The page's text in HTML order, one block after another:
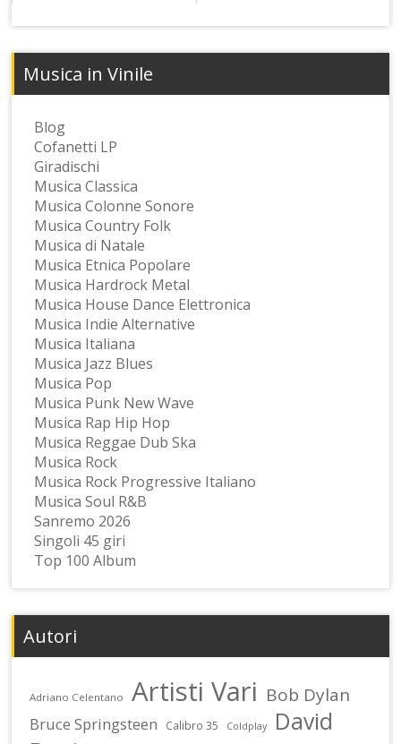
Musica in Vinile
Blog
Cofanetti LP
Giradischi
Musica Classica
Musica Colonne Sonore
Musica Country Folk
Musica di Natale
Musica Etnica Popolare
Musica Hardrock Metal
Musica House Dance Elettronica
Musica Indie Alternative
Musica Italiana
Musica Jazz Blues
Musica Pop
Musica Punk New Wave
Musica Rap Hip Hop
Musica Reggae Dub Ska
Musica Rock
Musica Rock Progressive Italiano
Musica Soul R&B
Sanremo 2026
Singoli 45 giri
Top 100 Album
Autori
Adriano Celentano Artisti Vari Bob Dylan
Bruce Springsteen Calibro 35 Coldplay
David